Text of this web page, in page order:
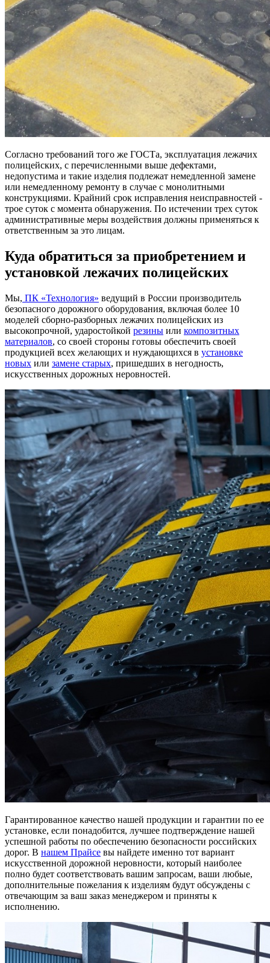
Согласно требований того же ГОСТа, эксплуатация лежачих
полицейских, с перечисленными выше дефектами,
недопустима и такие изделия подлежат немедленной замене
или немедленному ремонту в случае с монолитными
конструкциями. Крайний срок исправления неисправностей -
трое суток с момента обнаружения. По истечении трех суток
административные меры воздействия должны применяться к
ответственным за это лицам.
Куда обратиться за приобретением и
установкой лежачих полицейских
Мы, ПК «Технология» ведущий в России производитель
безопасного дорожного оборудования, включая более 10
моделей сборно-разборных лежачих полицейских из
высокопрочной, ударостойкой резины или композитных
материалов, со своей стороны готовы обеспечить своей
продукцией всех желающих и нуждающихся в установке
новых или замене старых, пришедших в негодность,
искусственных дорожных неровностей.
Гарантированное качество нашей продукции и гарантии по ее
установке, если понадобится, лучшее подтверждение нашей
успешной работы по обеспечению безопасности российских
дорог. В нашем Прайсе вы найдете именно тот вариант
искусственной дорожной неровности, который наиболее
полно будет соответствовать вашим запросам, ваши любые,
дополнительные пожелания к изделиям будут обсуждены с
отвечающим за ваш заказ менеджером и приняты к
исполнению.